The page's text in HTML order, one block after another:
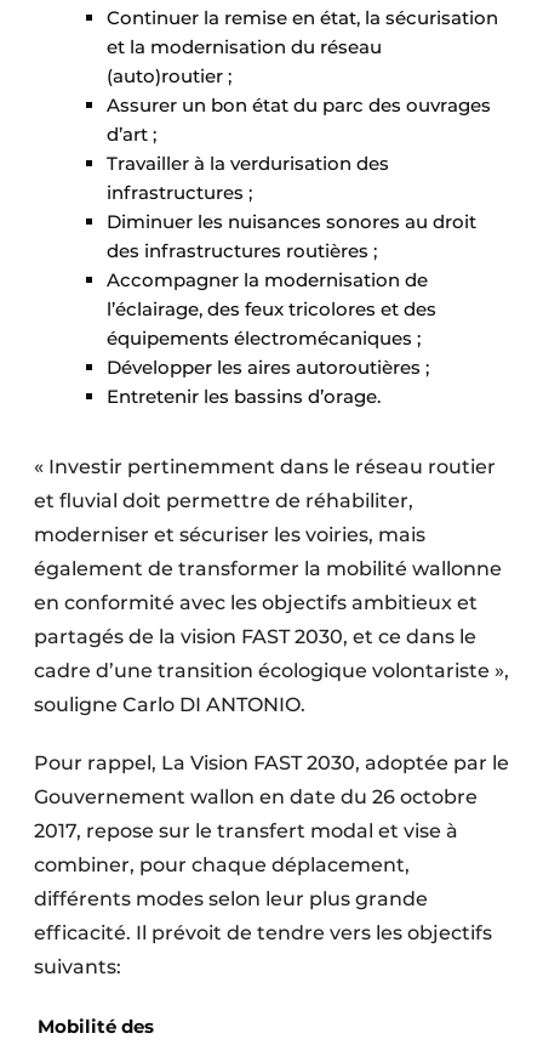
Software
Techniques ferroviaires
Travaux ferroviaires
Continuer la remise en état, la sécurisation
et la modernisation du réseau
(auto)routier ;
Assurer un bon état du parc des ouvrages
d’art ;
Travailler à la verdurisation des
infrastructures ;
Diminuer les nuisances sonores au droit
des infrastructures routières ;
Accompagner la modernisation de
l’éclairage, des feux tricolores et des
équipements électromécaniques ;
Développer les aires autoroutières ;
Entretenir les bassins d’orage.
« Investir pertinemment dans le réseau routier
et fluvial doit permettre de réhabiliter,
moderniser et sécuriser les voiries, mais
également de transformer la mobilité wallonne
en conformité avec les objectifs ambitieux et
partagés de la vision FAST 2030, et ce dans le
cadre d’une transition écologique volontariste »,
souligne Carlo DI ANTONIO.
Pour rappel, La Vision FAST 2030, adoptée par le
Gouvernement wallon en date du 26 octobre
2017, repose sur le transfert modal et vise à
combiner, pour chaque déplacement,
différents modes selon leur plus grande
efficacité. Il prévoit de tendre vers les objectifs
suivants:
Mobilité des